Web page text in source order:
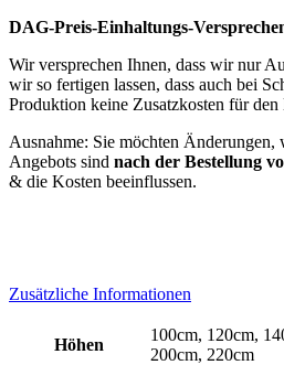
DAG-Preis-Einhaltungs-
Wir versprechen Ihnen, dass wir nur
wir so fertigen lassen, dass auch bei
Produktion keine Zusatzkosten für den
Ausnahme: Sie möchten Änderungen,
Angebots sind nach der Bestellung
& die Kosten beeinflussen.
Zusätzliche Informationen
Höhen
100cm, 120cm,
200cm, 220cm